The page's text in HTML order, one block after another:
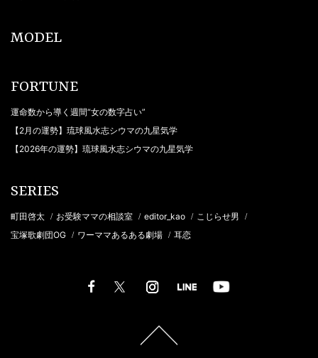
MODEL
FORTUNE
運命数から導く週間“女の数字占い”
【2月の運勢】琉球風水志シウマの九星気学
【2026年の運勢】琉球風水志シウマの九星気学
SERIES
町田啓太 / お受験ママの相談室 / editor_kao / こじらせ男 /
宝塚歌劇団OG / ワーママあるある劇場 / 耳恋